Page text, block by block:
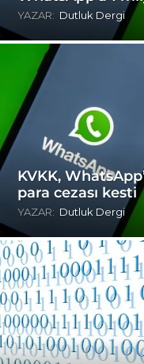
YAZAR: Dutluk Dergi
KVKK,
para cezası kesti
YAZAR: Dutluk Dergi